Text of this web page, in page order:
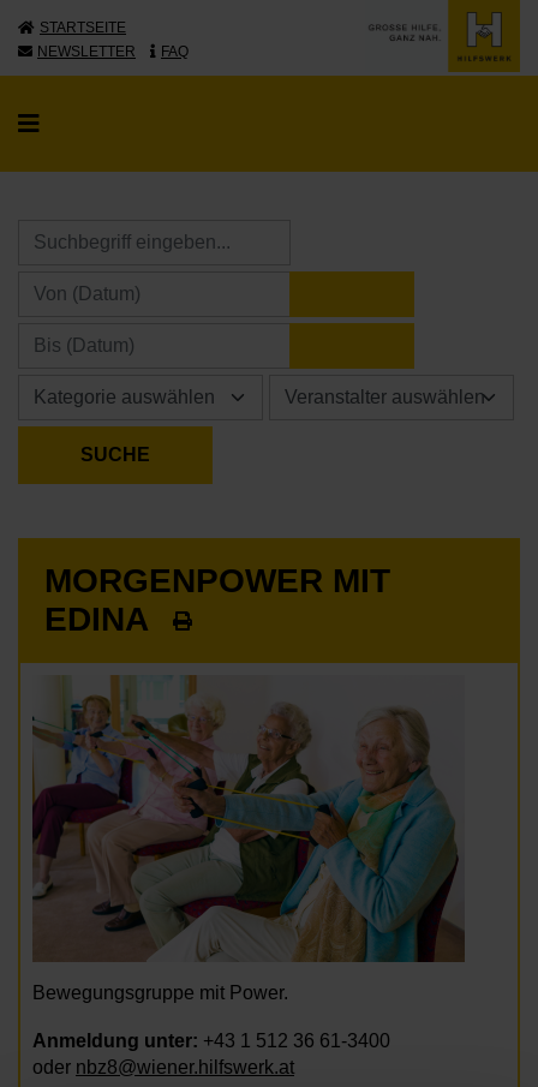
STARTSEITE
NEWSLETTER
FAQ
MORGENPOWER MIT
EDINA
Bewegungsgruppe mit Power.
Anmeldung unter: +43 1 512 36 61-3400
oder nbz8@wiener.hilfswerk.at